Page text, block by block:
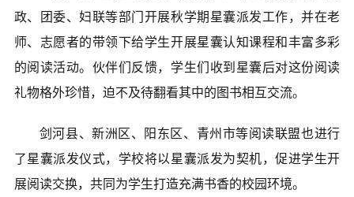
政、团委、妇联等部门开展秋学期星囊派发工作，并在老
师、志愿者的带领下给学生开展星囊认知课程和丰富多彩
的阅读活动。伙伴们反馈，学生们收到星囊后对这份阅读
礼物格外珍惜，迫不及待翻看其中的图书相互交流。
剑河县、新洲区、阳东区、青州市等阅读联盟也进行
了星囊派发仪式，学校将以星囊派发为契机，促进学生开
展阅读交换，共同为学生打造充满书香的校园环境。